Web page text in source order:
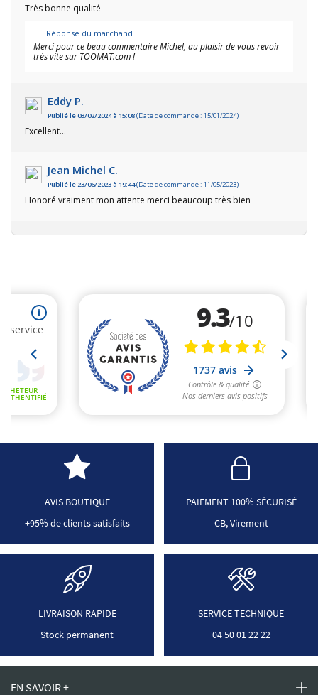
Très bonne qualité
Réponse du marchand
Merci pour ce beau commentaire Michel, au plaisir de vous revoir
très vite sur TOOMAT.com !
Eddy P.
Publié le 03/02/2024 à 15:08(Date de commande : 15/01/2024)
Excellent…
Jean Michel C.
Publié le 23/06/2023 à 19:44(Date de commande : 11/05/2023)
Honoré vraiment mon attente merci beaucoup très bien
AVIS BOUTIQUE
+95% de clients satisfaits
PAIEMENT 100% SÉCURISÉ
CB, Virement
LIVRAISON RAPIDE
Stock permanent
SERVICE TECHNIQUE
04 50 01 22 22
EN SAVOIR +